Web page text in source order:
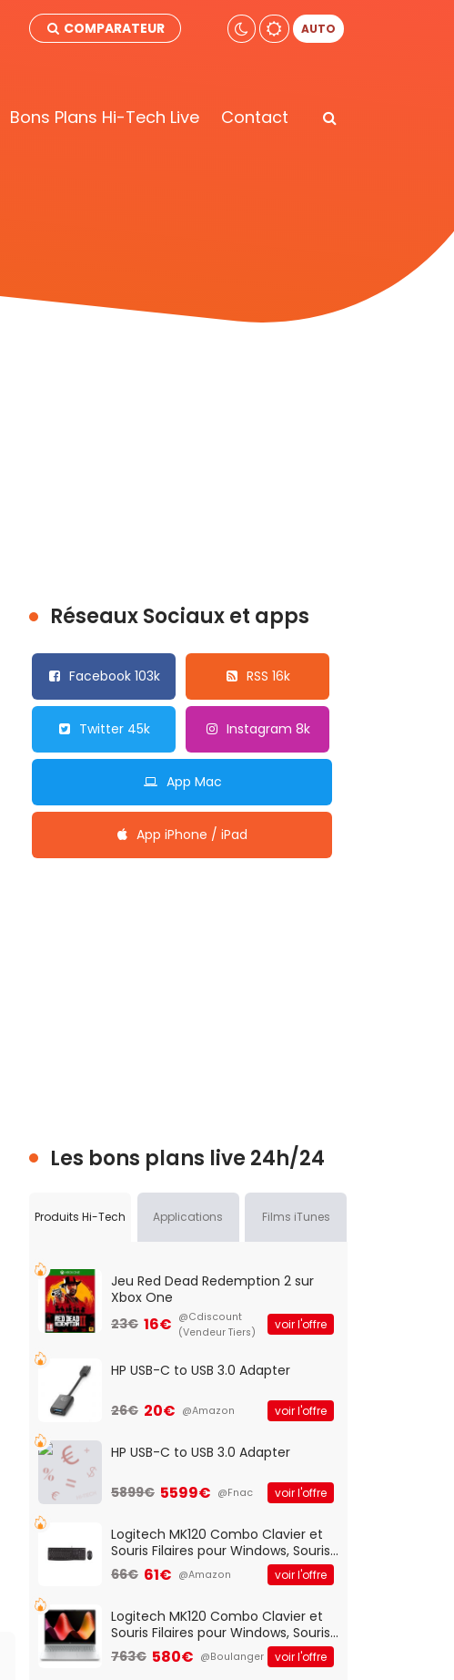
COMPARATEUR AUTO
Bons Plans Hi-Tech Live Contact
Réseaux Sociaux et apps
Facebook 103k RSS 16k
Twitter 45k Instagram 8k
App Mac
App iPhone / iPad
Les bons plans live 24h/24
Produits Hi-Tech Applications Films iTunes
Jeu Red Dead Redemption 2 sur
Xbox One
23€ 16€ @Cdiscount
(Vendeur Tiers)
voir l'offre
HP USB-C to USB 3.0 Adapter
26€ 20€ @Amazon voir l'offre
HP USB-C to USB 3.0 Adapter
5899€ 5599€ @Fnac voir l'offre
Logitech MK120 Combo Clavier et
Souris Filaires pour Windows, Souris
Optique Filaire, Connexion USB Plug
And Play, Confortable, Taille
QWERTY UK - Noir
66€ 61€ @Amazon voir l'offre
Logitech MK120 Combo Clavier et
Souris Filaires pour Windows, Souris
Optique Filaire, Connexion USB Plug
And Play, Confortable, Taille
763€ 580€ @Boulanger voir l'offre